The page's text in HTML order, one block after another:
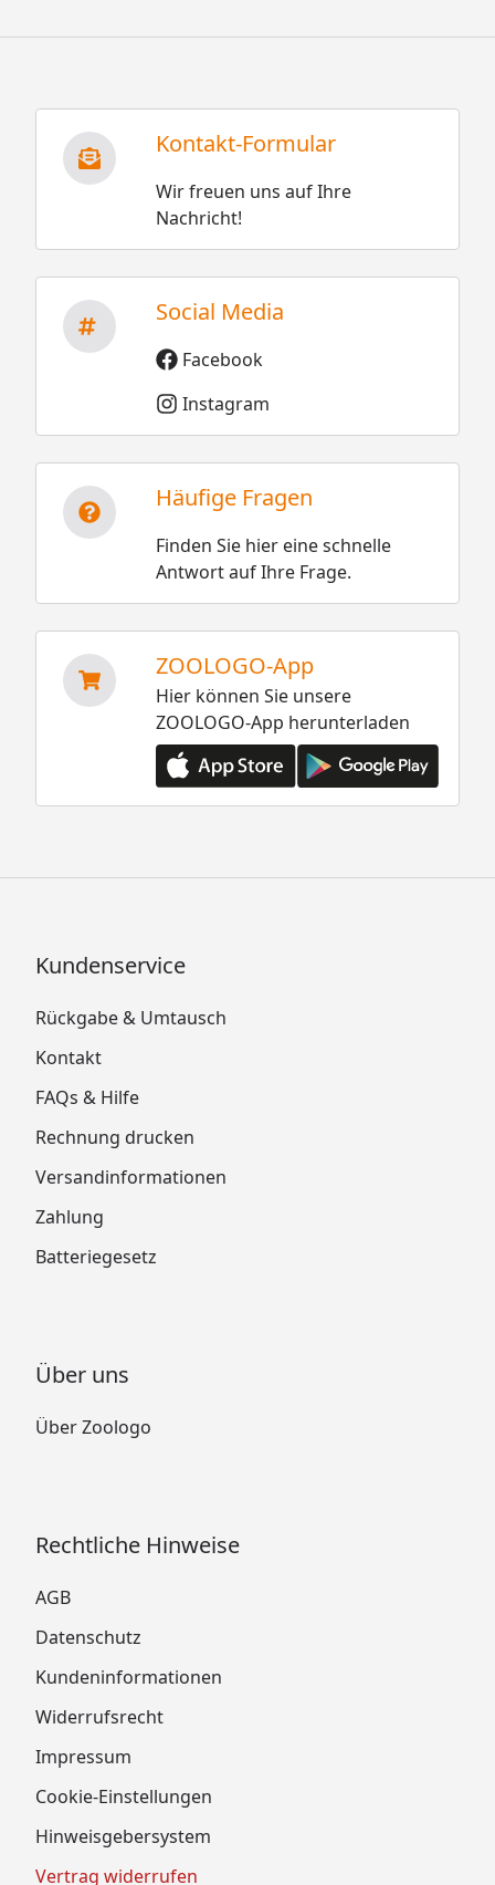
Kontakt-Formular
Wir freuen uns auf Ihre
Nachricht!
Social Media
Facebook
Instagram
Häufige Fragen
Finden Sie hier eine schnelle
Antwort auf Ihre Frage.
ZOOLOGO-App
Hier können Sie unsere
ZOOLOGO-App herunterladen
Kundenservice
Rückgabe & Umtausch
Kontakt
FAQs & Hilfe
Rechnung drucken
Versandinformationen
Zahlung
Batteriegesetz
Über uns
Über Zoologo
Rechtliche Hinweise
AGB
Datenschutz
Kundeninformationen
Widerrufsrecht
Impressum
Cookie-Einstellungen
Hinweisgebersystem
Vertrag widerrufen